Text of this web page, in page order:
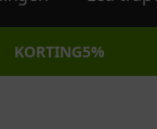
KORTING5%